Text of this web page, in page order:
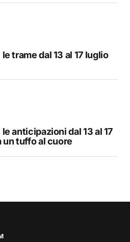
trame dal 13 al 17 luglio
anticipazioni dal 13 al 17
un tuffo al cuore